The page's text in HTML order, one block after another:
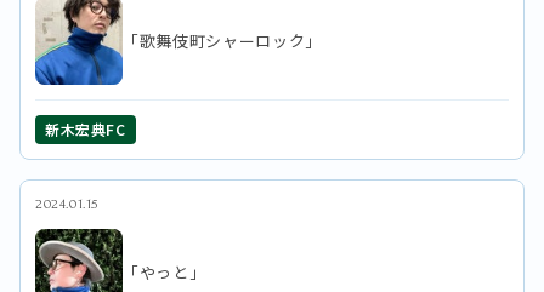
「歌舞伎町シャーロック」
新木宏典FC
2024.01.15
「やっと」